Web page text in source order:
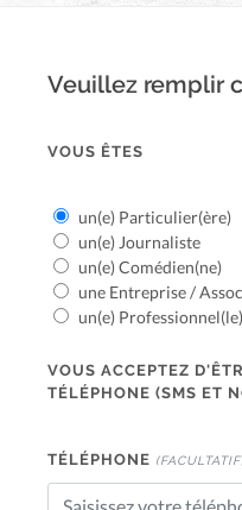
Veuillez remplir
VOUS ÊTES
un(e) Particulier(ère)
un(e) Journaliste
un(e) Comédien(ne)
une Entreprise /
un(e) Professionnel(le)
VOUS ACCEPTEZ
TÉLÉPHONE (SMS ET
TÉLÉPHONE